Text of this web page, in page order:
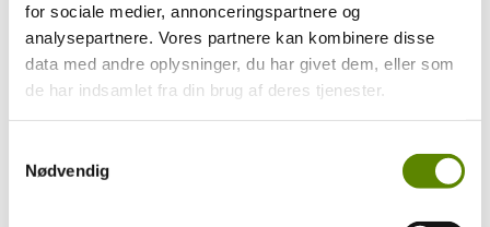
for sociale medier, annonceringspartnere og
analysepartnere. Vores partnere kan kombinere disse
data med andre oplysninger, du har givet dem, eller som
de har indsamlet fra din brug af deres tjenester.
Nødvendig